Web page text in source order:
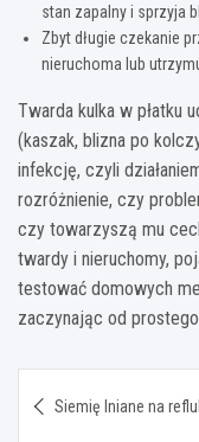
stan zapalny i sprzyja
Zbyt długie czekanie
nieruchoma lub
Twarda kulka w płatku
(kaszak, blizna po
infekcję, czyli
rozróżnienie, czy
czy towarzyszą mu
twardy i nieruchomy,
testować domowych
zaczynając od prostego
wpisu
Siemię lniane na